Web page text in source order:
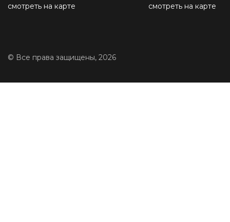
смотреть на карте
смотреть на карте
© Все права защищены, 2026